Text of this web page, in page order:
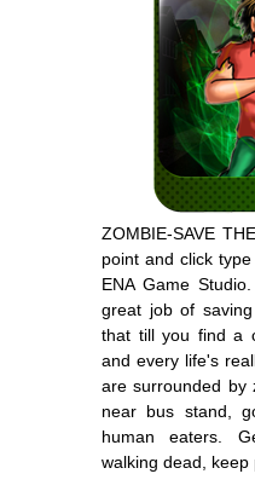
ZOMBIE-SAVE
point and click
ENA Game
great job of
that till you find a
and every life's
are surrounded by
near bus stand,
human eaters.
walking dead, keep